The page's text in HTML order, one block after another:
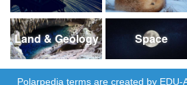
Land & Geology Space
Polarpedia terms are created by EDU-